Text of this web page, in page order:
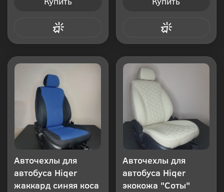
Авточехлы для
автобуса Hiqer
жаккард синяя коса
Авточехлы для
автобуса Hiqer
экокожа "Соты"